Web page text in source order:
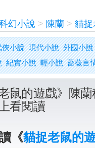
幻小說 > 陳蘭 > 貓捉
俠小說 現代小說 外國小說
紀實小說 輕小說 薔薇言
老鼠的遊戲》陳
看閱讀
《貓捉老鼠的